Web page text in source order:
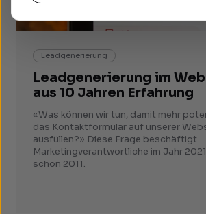
Leadgenerierung
Leadgenerierung im
aus 10 Jahren Erfahrung
«Was können wir tun, damit mehr
das Kontaktformular auf unserer
ausfüllen?» Diese Frage beschäftigt
Marketingverantwortliche im Jahr
schon 2011.